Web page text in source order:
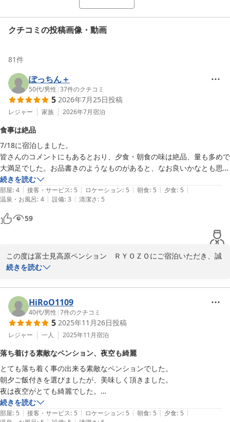
クチコミの投稿画像・動画
81件
ぽっちん＋
50代/男性 |37件のクチコミ
5 2026年7月25日投稿
レジャー 家族 2026年7月宿泊
食事は絶品
7/18に宿泊しました。
皆さんのコメントにもあるとおり、夕食・朝食の味は絶品、量も多めで
大満足でした。お品書きのようなものがあると、なお良いかなとも思い
ました。
朝晩の気温は標高が高いこともあり、幾分ひんやりします。泊まったお
部屋は冷房がなく、暑かったので何年かぶりに網戸状態で寝ることにし
ました。
今度は、涼しい時期に伺おうかなと思います。
続きを読む
部屋: 4 | 接客・サービス: 5 | ロケーション: 5 | 朝食: 5 | 夕食: 5 |
温泉・お風呂: 4 | 設備: 3 | 清潔さ: 5
59
この度は富士見高原ペンション　ＲＹＯＺＯにご宿泊いただき、誠
にありがとうございます。
お部屋の空調に関しまして、ご不便をおかけし申し訳ございません
でした。当ペンションはエアコン付きのお部屋もご用意してありま
す。お泊りになられましたお部屋は角部屋で窓が２つありまして風
通しも良く涼しいお部屋でした。また夏の連休が重なりお泊りの連
泊のお客様を優先をしてしまうお部屋割をしてしまいました事を心
今後は指摘頂きましたこと肝に銘じはげんでまいります。
お客様には連日の酷暑が続くと存じますがどうぞお体はご自愛くだ
さいますよう申し上げご投稿の挨拶にかえさせていただきます。
追記
先ほど遅れていましたエアコン設置工事が7/31になると連絡をいた
続きを読む
HiRoO1109
40代/男性 |7件のクチコミ
5 2025年11月26日投稿
レジャー 一人 2025年11月宿泊
落ち着ける素敵なペンション、夜空も綺麗
とても落ち着く事の出来る素敵なペンションでした。
朝夕ご飯付きを選びましたが、美味しく頂きました。
夜は夜空がとても綺麗でした。
また泊まりたいと思います。
続きを読む
部屋: 5 | 接客・サービス: 5 | ロケーション: 5 | 朝食: 5 | 夕食: 5 |